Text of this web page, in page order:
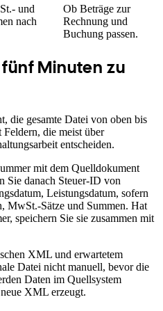
und
nach
Ob Beträge zur
Rechnung und
Buchung passen.
Minuten zu
die gesamte Datei von oben bis
die meist über
entscheiden.
mit dem Quelldokument
Sie danach Steuer-ID von
Leistungsdatum, sofern
MwSt.-Sätze und Summen. Hat
speichern Sie sie zusammen mit
XML und erwartetem
Datei nicht manuell, bevor die
Daten im Quellsystem
XML erzeugt.